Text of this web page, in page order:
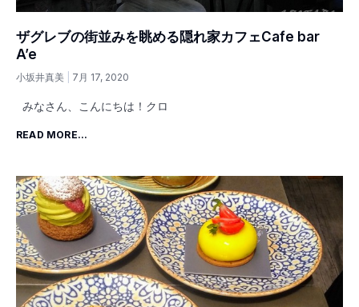
ザグレブの街並みを眺める隠れ家カフェCafe bar
A’e
小坂井真美 7月 17, 2020
みなさん、こんにちは！クロ
READ MORE...